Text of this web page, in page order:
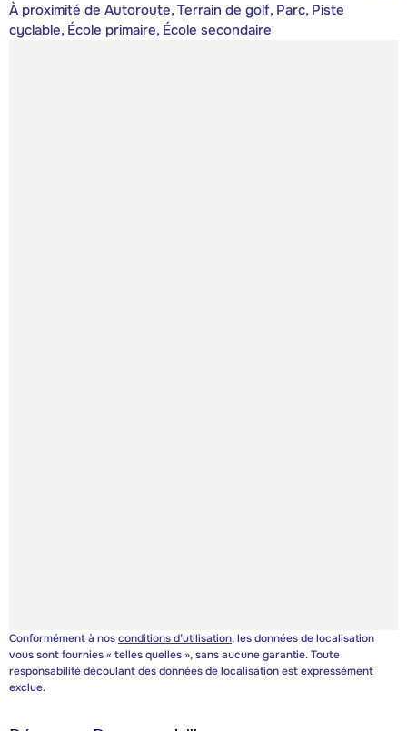
À proximité de Autoroute, Terrain de golf, Parc, Piste
cyclable, École primaire, École secondaire
Conformément à nosconditions d’utilisation, les données de localisation
vous sont fournies « telles quelles », sans aucune garantie. Toute
responsabilité découlant des données de localisation est expressément
exclue.